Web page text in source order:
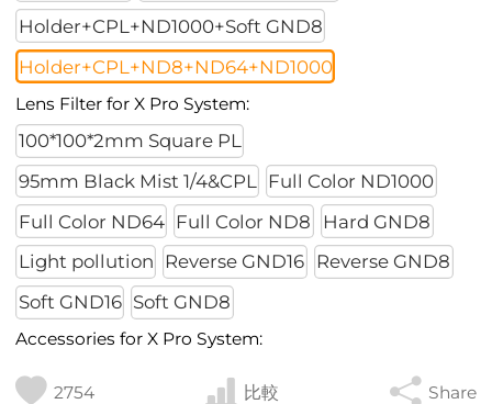
Holder+CPL+ND1000+Soft GND8
Holder+CPL+ND8+ND64+ND1000
Lens Filter for X Pro System:
100*100*2mm Square PL
95mm Black Mist 1/4&CPL
Full Color ND1000
Full Color ND64
Full Color ND8
Hard GND8
Light pollution
Reverse GND16
Reverse GND8
Soft GND16 Soft GND8
Accessories for X Pro System:
2754 比較 Share